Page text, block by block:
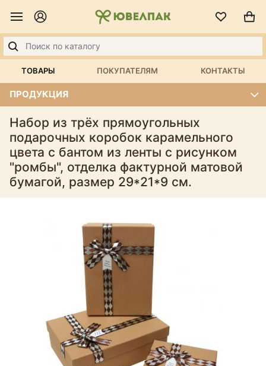
ТОВАРЫ ПОКУПАТЕЛЯМ КОНТАКТЫ
ПРОДУКЦИЯ
Набор из трёх прямоугольных
подарочных коробок карамельного
цвета с бантом из ленты с рисунком
"ромбы", отделка фактурной матовой
бумагой, размер 29*21*9 см.